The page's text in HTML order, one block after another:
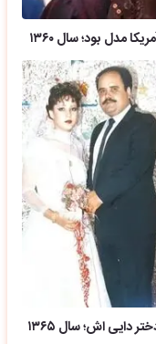
مدل بود؛ سال ۱۳۶۰
دایی اش؛ سال ۱۳۶۵